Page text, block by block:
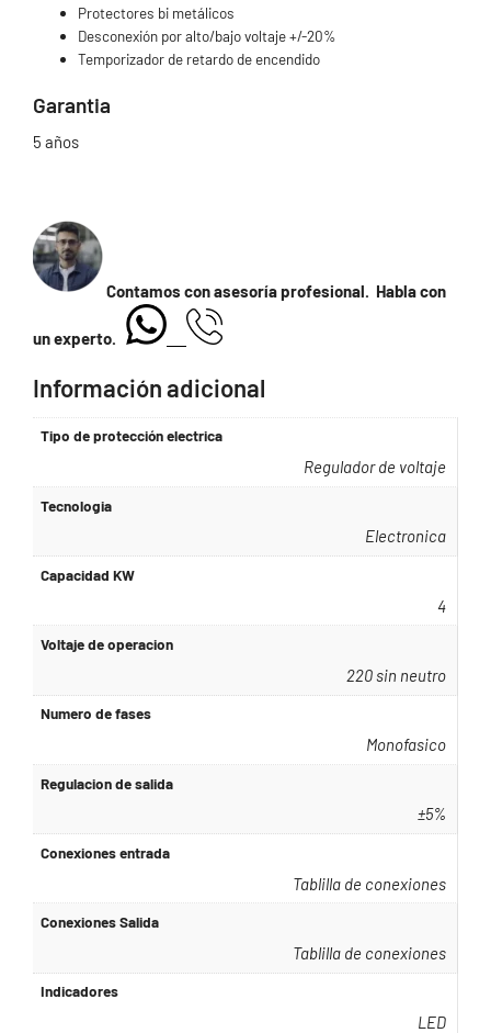
Protectores bi metálicos
Desconexión por alto/bajo voltaje +/-20%
Temporizador de retardo de encendido
Garantia
5 años
Contamos con asesoría profesional. Habla con
un experto.
Información adicional
Tipo de protección electrica
Regulador de voltaje
Tecnologia
Electronica
Capacidad KW
4
Voltaje de operacion
220 sin neutro
Numero de fases
Monofasico
Regulacion de salida
±5%
Conexiones entrada
Tablilla de conexiones
Conexiones Salida
Tablilla de conexiones
Indicadores
LED